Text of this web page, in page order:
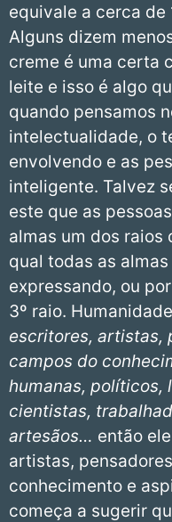
equivale a cerca
Alguns dizem
creme é uma certa
leite e isso é algo
quando pensamos
intelectualidade, o
envolvendo e as
inteligente. Talvez
este que as
almas um dos raios
qual todas as
expressando, ou
3º raio.
escritores, artistas,
campos do
humanas, políticos,
cientistas,
artesãos… então
artistas,
conhecimento e
começa a sugerir